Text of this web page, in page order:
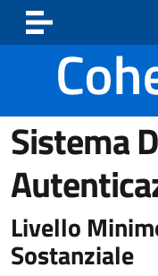
Vai ai contenuti
Vai al footer
Sistema
Livello
Sostanziale